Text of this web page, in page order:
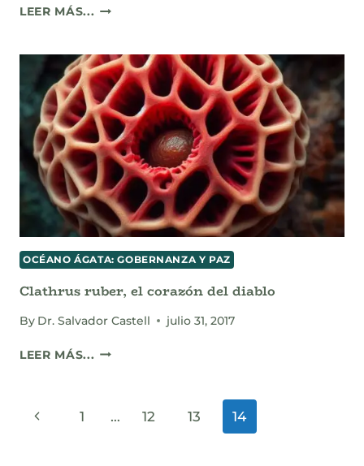
LEER MÁS... ¿QUÉ
DESARROLLO
SUSTENTABLE?
OCÉANO ÁGATA: GOBERNANZA Y PAZ
Clathrus ruber, el corazón del diablo
By Dr. Salvador Castell julio 31, 2017
LEER MÁS... CLATHRUS
DEL
Page
Previous
1 … 12 13 14